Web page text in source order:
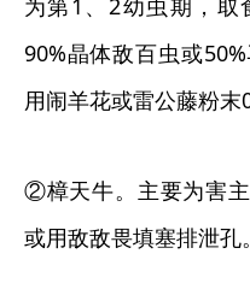
为第1、2幼虫期，取
90%晶体敌百虫或
用闹羊花或雷公藤粉
②樟天牛。主要为害
或用敌敌畏填塞排泄孔。